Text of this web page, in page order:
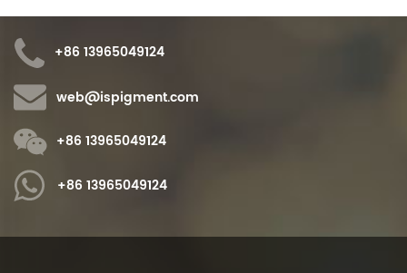
illuminazione .
+86 13965049124
web@ispigment.com
+86 13965049124
+86 13965049124